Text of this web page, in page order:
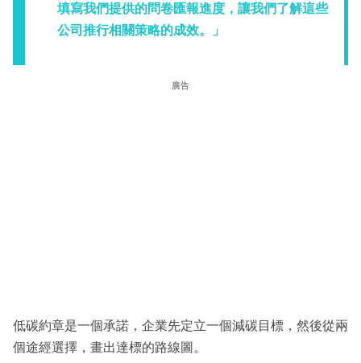
填寫我們提供的問卷匯報進度，讓我們了解這些
公司推行相關策略的成效。」
廣告
低碳約章是一個承諾，企業先定立一個減碳目標，然後從兩
個途經選擇，畫出達標的路線圖。